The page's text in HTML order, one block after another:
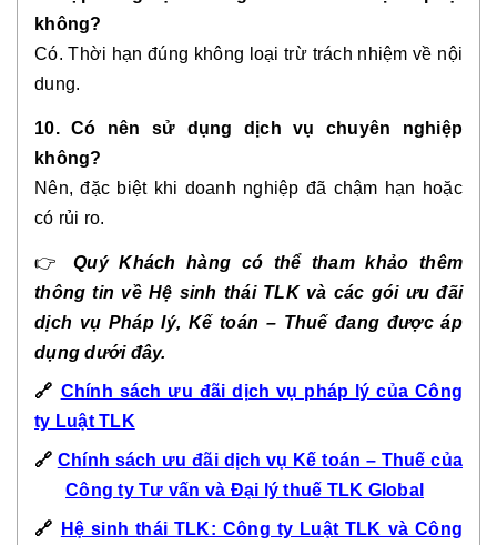
không?
Có. Thời hạn đúng không loại trừ trách nhiệm về nội
dung.
10. Có nên sử dụng dịch vụ chuyên nghiệp
không?
Nên, đặc biệt khi doanh nghiệp đã chậm hạn hoặc
có rủi ro.
👉
Quý Khách hàng có thể tham khảo thêm
thông tin về Hệ sinh thái TLK và các gói ưu đãi
dịch vụ Pháp lý, Kế toán – Thuế đang được áp
dụng dưới đây.
🔗 Chính sách ưu đãi dịch vụ pháp lý của Công
ty Luật TLK
🔗 Chính sách ưu đãi dịch vụ Kế toán – Thuế của
Công ty Tư vấn và Đại lý thuế TLK Global
🔗
Hệ sinh thái TLK: Công ty Luật TLK và Công